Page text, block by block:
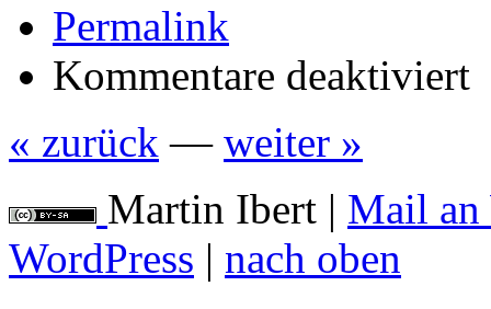
Permalink
Kommentare deaktiviert
« zurück — weiter »
Martin Ibert | Mail an
WordPress | nach oben